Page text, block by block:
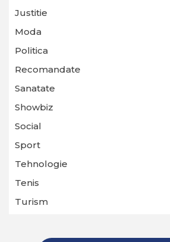
Justitie
Moda
Politica
Recomandate
Sanatate
Showbiz
Social
Sport
Tehnologie
Tenis
Turism